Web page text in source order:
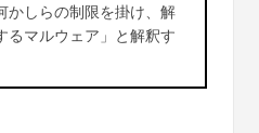
かしらの制限を掛け、解
るマルウェア」と解釈す